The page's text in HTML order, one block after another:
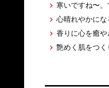
寒いですね〜
心晴れやかに
香りに心を癒や
艶めく肌をつ